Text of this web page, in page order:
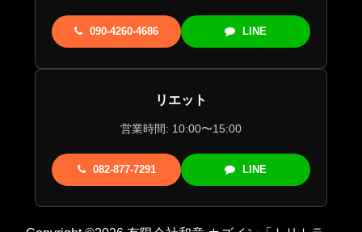
090-4260-4686 LINE
リエット
営業時間: 10:00〜15:00
082-877-7291 LINE